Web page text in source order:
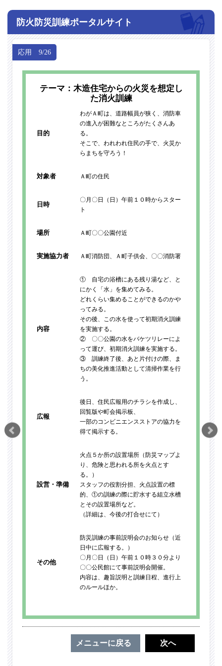
防火防災訓練ポータルサイト
応用 9/26
テーマ：木造住宅からの火災を想定し
た消火訓練
目的
わがＡ町は、道路幅員が狭く、消防車
の進入が困難なところがたくさんあ
る。
そこで、われわれ住民の手で、火災か
らまちを守ろう！
対象者 Ａ町の住民
日時
〇月〇日（日）午前１０時からスター
ト
場所 Ａ町〇〇公園付近
実施協力者 Ａ町消防団、Ａ町子供会、〇〇消防署
内容
① 自宅の浴槽にある残り湯など、と
にかく「水」を集めてみる。
どれくらい集めることができるのかや
ってみる。
その後、この水を使って初期消火訓練
を実施する。
② 〇〇公園の水をバケツリレーによ
って運び、初期消火訓練を実施する。
③ 訓練終了後、あと片付けの際、ま
ちの美化推進活動として清掃作業を行
う。
広報
後日、住民広報用のチラシを作成し、
回覧版や町会掲示板、
一部のコンビニエンスストアの協力を
得て掲示する。
設営・準備
火点５か所の設置場所（防災マップよ
り、危険と思われる所を火点とす
る。）
スタッフの役割分担、火点設置の標
的、①の訓練の際に貯水する組立水槽
とその設置場所など。
（詳細は、今後の打合せにて）
その他
防災訓練の事前説明会のお知らせ（近
日中に広報する。）
〇月〇日（日）午前１０時３０分より
〇〇公民館にて事前説明会開催。
内容は、趣旨説明と訓練日程、進行上
のルールほか。
次へ
メニューに戻る